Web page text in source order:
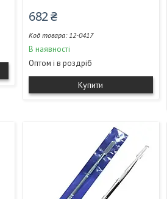
682 ₴
12-0417
В наявності
Оптом і в роздріб
Купити